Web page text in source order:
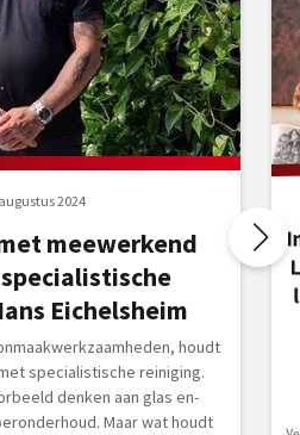
2024
meewerkend
Eichelsheim
houdt
specialistische reiniging.
denken aan glas en-
Maar wat houdt